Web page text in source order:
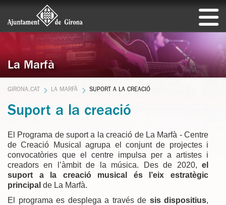
La Marfà
GIRONA.CAT LA MARFÀ SUPORT A LA CREACIÓ
Suport a la creació
El Programa de suport a la creació de La Marfà - Centre
de Creació Musical agrupa el conjunt de projectes i
convocatòries que el centre impulsa per a artistes i
creadors en l’àmbit de la música. Des de 2020, el
suport a la creació musical és l’eix estratègic
principal de La Marfà.
El programa es desplega a través de sis dispositius,